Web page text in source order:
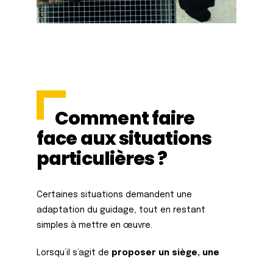
Comment faire
face aux situations
particulières ?
Certaines situations demandent une
adaptation du guidage, tout en restant
simples à mettre en œuvre.
Lorsqu’il s’agit de proposer un siège, une